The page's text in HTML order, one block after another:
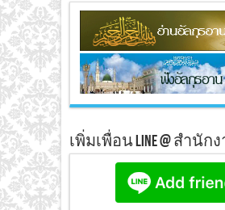
เพิ่มเพื่อน line @ สำนัก